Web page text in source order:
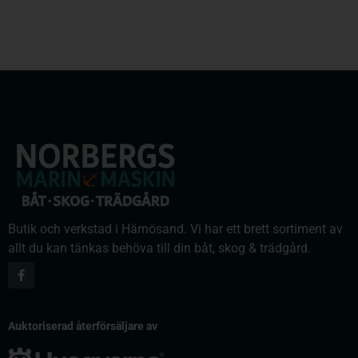
Butik och verkstad i Härnösand. Vi har ett brett sortiment av
allt du kan tänkas behöva till din båt, skog & trädgård.
Auktoriserad återförsäljare av